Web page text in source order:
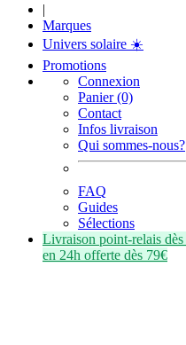
|
Marques
Univers solaire ☀️
Promotions
Connexion
Panier (0)
Contact
Infos livraison
Qui sommes-nous?
FAQ
Guides
Sélections
Livraison point-relais dès
en 24h offerte dès 79€